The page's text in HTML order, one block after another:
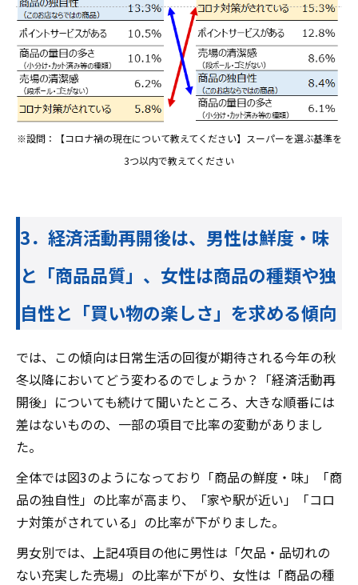
※設問：【コロナ禍の現在について教えてください】スーパーを選ぶ基準を
3つ以内で教えてください
3．経済活動再開後は、男性は鮮度・味
と「商品品質」、女性は商品の種類や独
自性と「買い物の楽しさ」を求める傾向
では、この傾向は日常生活の回復が期待される今年の秋
冬以降においてどう変わるのでしょうか？「経済活動再
開後」についても続けて聞いたところ、大きな順番には
差はないものの、一部の項目で比率の変動がありまし
た。
全体では図3のようになっており「商品の鮮度・味」「商
品の独自性」の比率が高まり、「家や駅が近い」「コロ
ナ対策がされている」の比率が下がりました。
男女別では、上記4項目の他に男性は「欠品・品切れの
ない充実した売場」の比率が下がり、女性は「商品の種